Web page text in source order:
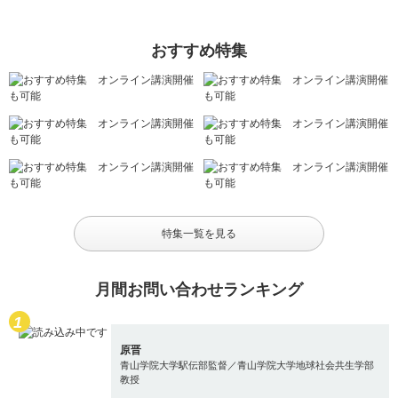
おすすめ特集
特集一覧を見る
月間お問い合わせランキング
原晋
青山学院大学駅伝部監督／青山学院大学地球社会共生学部
教授